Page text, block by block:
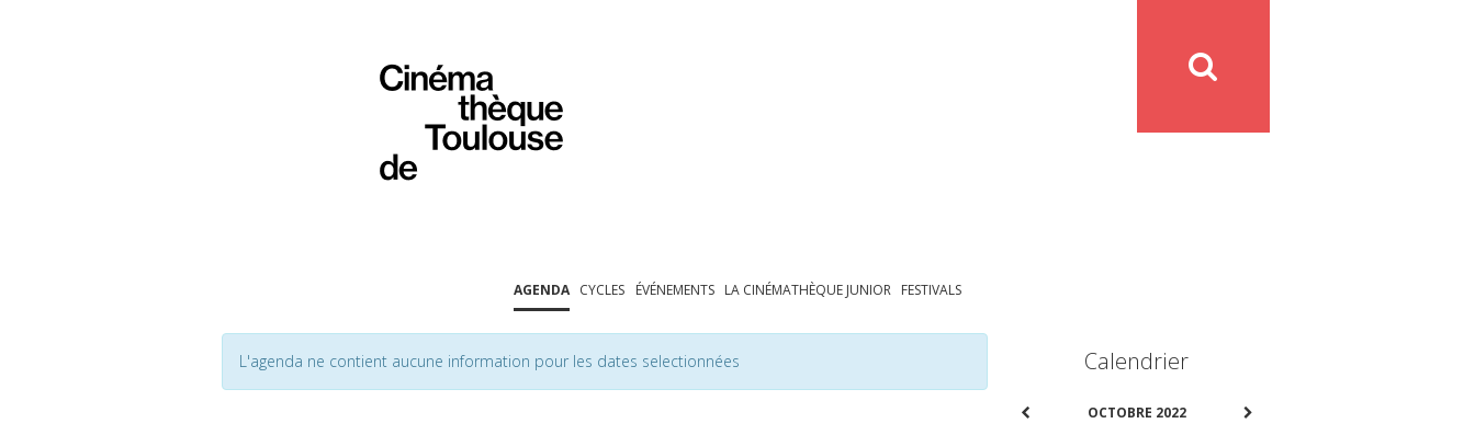
AGENDA CYCLES ÉVÉNEMENTS LA CINÉMATHÈQUE JUNIOR FESTIVALS
L'agenda ne contient aucune information pour les dates selectionnées Calendrier
OCTOBRE 2022